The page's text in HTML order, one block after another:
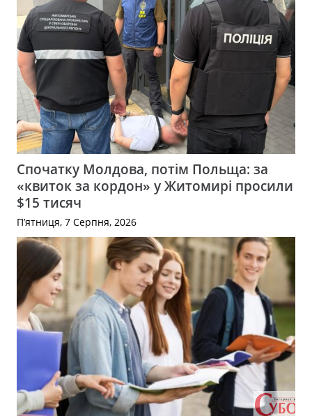
Спочатку Молдова, потім Польща: за
«квиток за кордон» у Житомирі просили
$15 тисяч
П’ятниця, 7 Серпня, 2026